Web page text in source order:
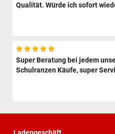
Qualität. Würde ich sofort
Super Beratung bei jedem
Schulranzen Käufe, super